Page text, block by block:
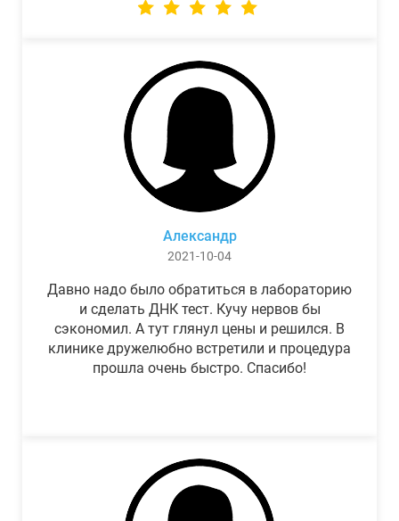
Александр
2021-10-04
Давно надо было обратиться в лабораторию
и сделать ДНК тест. Кучу нервов бы
сэкономил. А тут глянул цены и решился. В
клинике дружелюбно встретили и процедура
прошла очень быстро. Спасибо!